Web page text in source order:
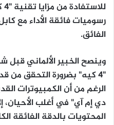
رسوميات فائقة الأداء مع
الفائق.
وينصح الخبير الألماني قبل
"4 كيه" بضرورة التحقق من
الرغم من أن الكمبيوترات
دي إم آي" في أغلب
المحتويات بالدقة الفائقة